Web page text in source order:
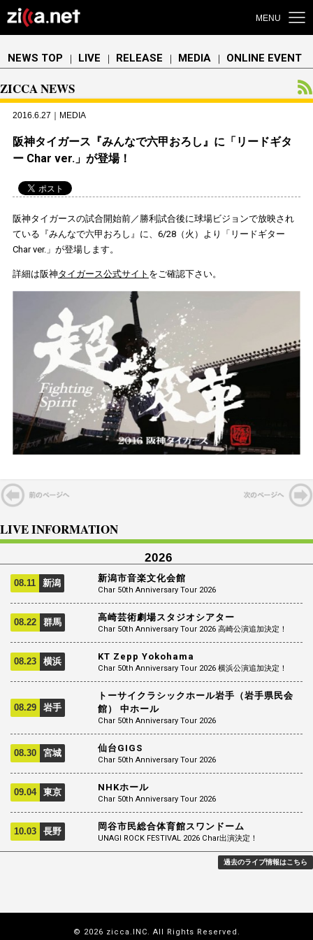
MENU
NEWS TOP ｜ LIVE ｜ RELEASE ｜ MEDIA ｜ ONLINE EVENT
ZICCA NEWS
2016.6.27｜MEDIA
阪神タイガース『みんなで六甲おろし』に「リードギタ
ー Char ver.」が登場！
阪神タイガースの試合開始前／勝利試合後に球場ビジョンで放映され
ている『みんなで六甲おろし』に、6/28（火）より「リードギター
Char ver.」が登場します。
詳細は阪神タイガース公式サイト をご確認下さい。
LIVE INFORMATION
2026
08.11 新潟 新潟市音楽文化会館
Char 50th Anniversary Tour 2026
08.22 群馬 高崎芸術劇場スタジオシアター
Char 50th Anniversary Tour 2026 高崎公演追加決定！
08.23 横浜 KT Zepp Yokohama
Char 50th Anniversary Tour 2026 横浜公演追加決定！
08.29 岩手
トーサイクラシックホール岩手（岩手県民会
館） 中ホール
Char 50th Anniversary Tour 2026
08.30 宮城 仙台GIGS
Char 50th Anniversary Tour 2026
09.04 東京 NHKホール
Char 50th Anniversary Tour 2026
10.03 長野 岡谷市民総合体育館スワンドーム
UNAGI ROCK FESTIVAL 2026 Char出演決定！
過去のライブ情報はこちら
© 2026 zicca.INC. All Rights Reserved.